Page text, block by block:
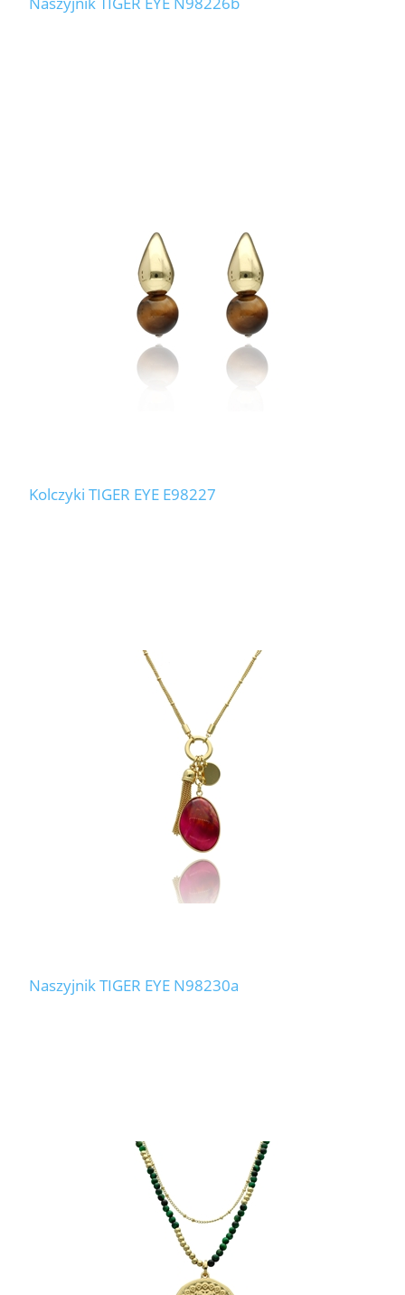
Kolczyki TIGER EYE E98227
Naszyjnik TIGER EYE N98230a